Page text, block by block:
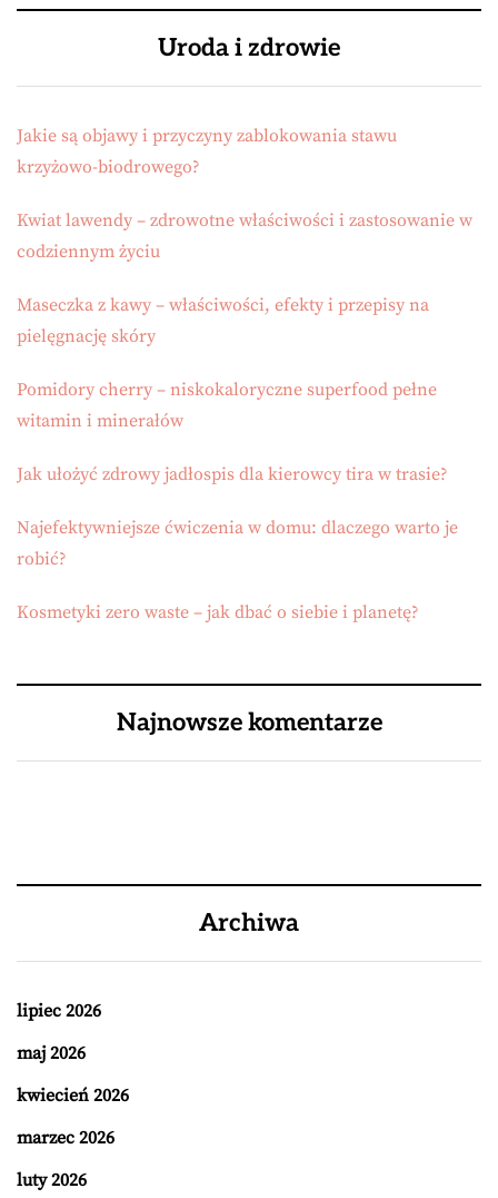
Uroda i zdrowie
Jakie są objawy i przyczyny zablokowania stawu
krzyżowo-biodrowego?
Kwiat lawendy – zdrowotne właściwości i zastosowanie w
codziennym życiu
Maseczka z kawy – właściwości, efekty i przepisy na
pielęgnację skóry
Pomidory cherry – niskokaloryczne superfood pełne
witamin i minerałów
Jak ułożyć zdrowy jadłospis dla kierowcy tira w trasie?
Najefektywniejsze ćwiczenia w domu: dlaczego warto je
robić?
Kosmetyki zero waste – jak dbać o siebie i planetę?
Najnowsze komentarze
Archiwa
lipiec 2026
maj 2026
kwiecień 2026
marzec 2026
luty 2026